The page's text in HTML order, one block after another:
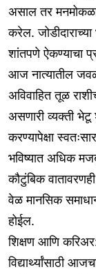
असाल तर
करेल.
शांतपणे ऐकण्याचा
आज नात्यातील
अविवाहित तूळ
असणारी व्यक्ती भेटू
करण्यापेक्षा
भविष्यात अधिक
कौटुंबिक
वेळ मानसिक
होईल.
शिक्षण आणि
विद्यार्थ्यांसाठी